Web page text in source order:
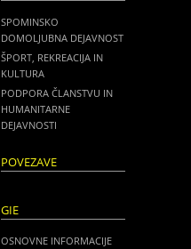
SPOMINSKO
DOMOLJUBNA DEJAVNOST
ŠPORT, REKREACIJA IN
KULTURA
PODPORA ČLANSTVU IN
HUMANITARNE
DEJAVNOSTI
POVEZAVE
GIE
OSNOVNE INFORMACIJE